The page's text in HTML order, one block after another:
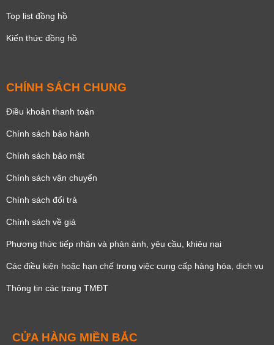
Top list đồng hồ
Kiến thức đồng hồ
CHÍNH SÁCH CHUNG
Điều khoản thanh toán
Chính sách bảo hành
Chính sách bảo mật
Chính sách vận chuyển
Chính sách đổi trả
Chính sách về giá
Phương thức tiếp nhận và phản ánh, yêu cầu, khiêu nại
Các điều kiện hoặc hạn chế trong việc cung cấp hàng hóa, dịch vụ
Thông tin các trang TMĐT
CỬA HÀNG MIỀN BẮC